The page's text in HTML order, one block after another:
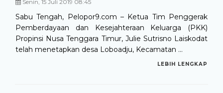
Senin, 15 Juli 2019 08:45
Sabu Tengah, Pelopor9.com – Ketua Tim Penggerak
Pemberdayaan dan Kesejahteraan Keluarga (PKK)
Propinsi Nusa Tenggara Timur, Julie Sutrisno Laiskodat
telah menetapkan desa Loboadju, Kecamatan ...
LEBIH LENGKAP